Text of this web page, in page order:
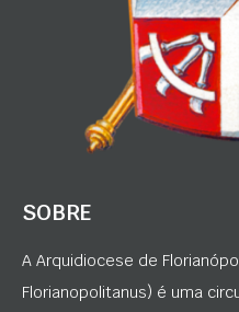
SOBRE
A Arquidiocese de
Florianopolitanus) é uma